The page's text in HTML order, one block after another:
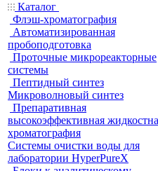
Каталог
Флэш-хроматография
Автоматизированная
пробоподготовка
Проточные микрореакторные
системы
Пептидный синтез
Микроволновый синтез
Препаративная
высокоэффективная
хроматография
Системы очистки воды для
лаборатории HyperPureX